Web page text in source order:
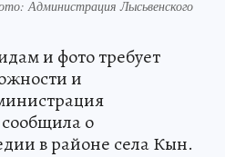
Администрация Лысьвенского
и фото требует
и
о
в районе села Кын.